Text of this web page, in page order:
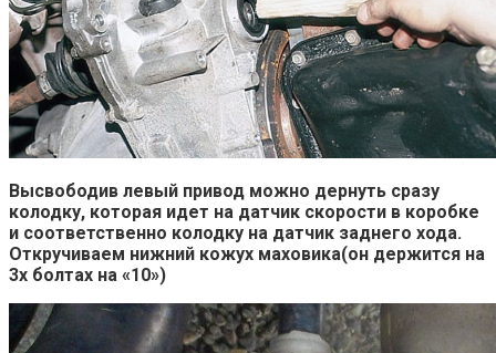
Высвободив левый привод можно дернуть сразу
колодку, которая идет на датчик скорости в коробке
и соответственно колодку на датчик заднего хода.
Откручиваем нижний кожух маховика(он держится на
3х болтах на «10»)